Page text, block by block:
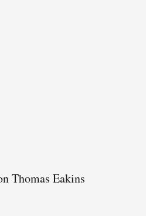
Thomas Eakins